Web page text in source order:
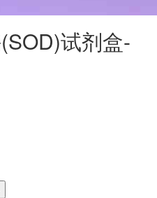
试剂盒-